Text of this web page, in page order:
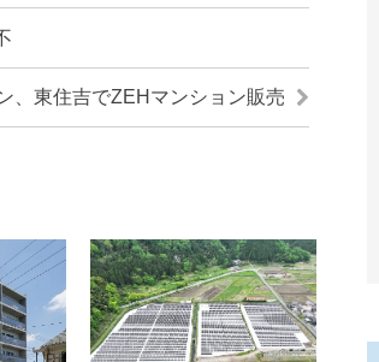
、東住吉でZEHマンション販売